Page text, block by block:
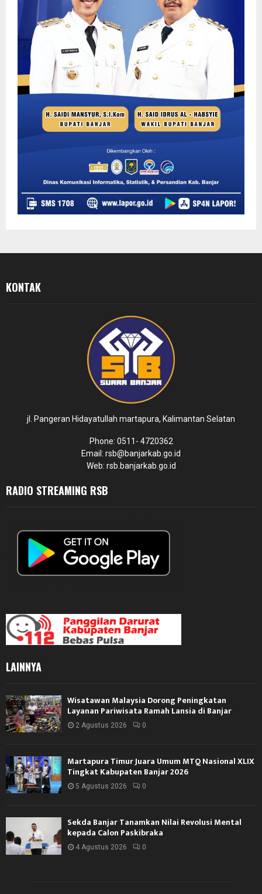
KONTAK
jl. Pangeran Hidayatullah martapura, Kalimantan Selatan
Phone: 0511- 4720362
Email: rsb@banjarkab.go.id
Web: rsb.banjarkab.go.id
RADIO STREAMING RSB
LAINNYA
Wisatawan Malaysia Dorong Peningkatan
Layanan Pariwisata Ramah Lansia di Banjar
2 Agustus 2026 0
Martapura Timur Juara Umum MTQ Nasional XLIX
Tingkat Kabupaten Banjar 2026
5 Agustus 2026 0
Sekda Banjar Tanamkan Nilai Revolusi Mental
kepada Calon Paskibraka
4 Agustus 2026 0